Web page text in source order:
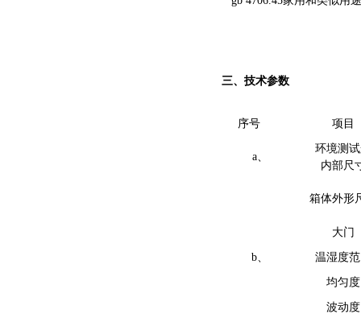
三、技术参数
序号 项目
a、
环境测
内部尺
箱体外形
大门
b、 温湿度
均匀度
波动度